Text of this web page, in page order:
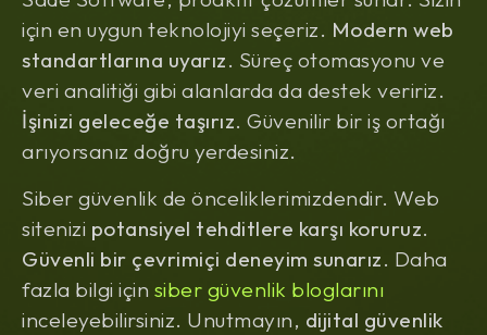
için en uygun teknolojiyi seçeriz. Modern web
standartlarına uyarız. Süreç otomasyonu ve
veri analitiği gibi alanlarda da destek veririz.
İşinizi geleceğe taşırız. Güvenilir bir iş ortağı
arıyorsanız doğru yerdesiniz.
Siber güvenlik de önceliklerimizdendir. Web
sitenizi potansiyel tehditlere karşı koruruz.
Güvenli bir çevrimiçi deneyim sunarız. Daha
fazla bilgi için siber güvenlik bloglarını
inceleyebilirsiniz. Unutmayın, dijital güvenlik